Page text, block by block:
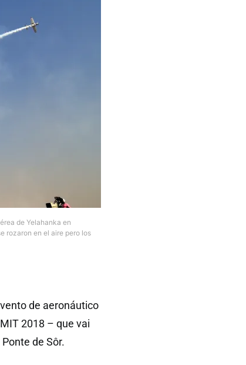
de Yelahanka en
rozaron en el aire pero los
de aeronáutico
2018 – que vai
de Sôr.